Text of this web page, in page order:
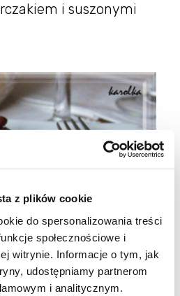
z plików cookie
do spersonalizowania treści
społecznościowe i
witrynie. Informacje o tym, jak
udostępniamy partnerom
i analitycznym.
i suszonymi